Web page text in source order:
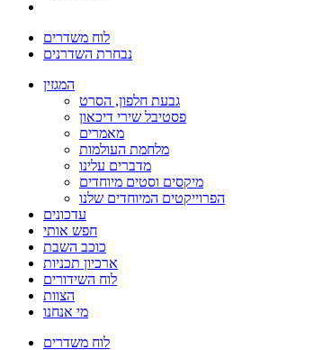
לוח משדרים
נבחרת השדרנים
המגזין
גבעת חלפון, הסרט
פסטיבל שירי דיכאון
מאמרים
מלחמת העולמות
מדברים עלינו
מיקסים וסטים מיוחדים
הפרוייקטים המיוחדים שלנו
עדכונים
חפש אותי
כוכב השבת
ארכיון תכניות
לוח השידורים
הצוות
מי אנחנו
לוח משדרים